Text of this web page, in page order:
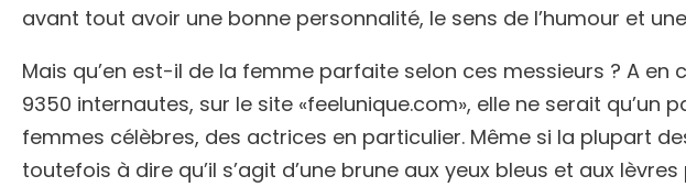
avant tout avoir une bonne personnalité, le sens de l’humour et
Mais qu’en est-il de la femme parfaite selon ces messieurs ? A en
9350 internautes, sur le site «feelunique.com», elle ne serait qu’un
femmes célèbres, des actrices en particulier. Même si la plupart
toutefois à dire qu’il s’agit d’une brune aux yeux bleus et aux